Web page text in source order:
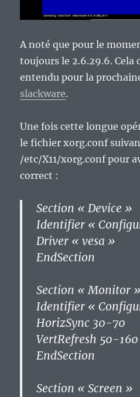
A noté que pour le
toujours le 2.6.29.6. Cela
entendu pour la
slackware.
Une fois cette longue
le fichier xorg.conf
/etc/X11/xorg.conf pour
correct :
Section « Device »
Identifier «
Driver « vesa »
EndSection
Section « Monitor »
Identifier «
HorizSync 30-70
VertRefresh 50-160
EndSection
Section « Screen »